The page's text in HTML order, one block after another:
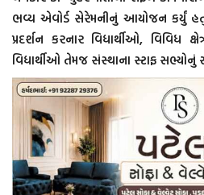
ભવ્ય એવોર્ડ સેરેમનીનું આયોજન કર્યું હતું.
પ્રદર્શન કરનાર વિદ્યાર્થીઓ, વિવિધ
વિદ્યાર્થીઓ તેમજ સંસ્થાના સ્ટાફ